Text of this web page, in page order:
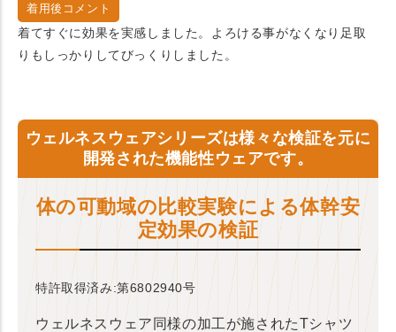
着用後コメント
着てすぐに効果を実感しました。よろける事がなくなり足取
りもしっかりしてびっくりしました。
ウェルネスウェアシリーズは様々な検証を元に
開発された機能性ウェアです。
体の可動域の比較実験による体幹安
定効果の検証
特許取得済み:第6802940号
ウェルネスウェア同様の加工が施されたTシャツ